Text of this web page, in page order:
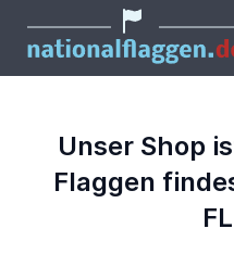
Unser Shop
Flaggen